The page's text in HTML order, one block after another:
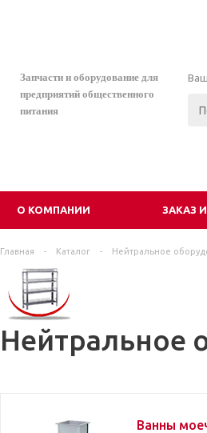
Запчасти и оборудование для
предприятий общественного
питания
О КОМПАНИИ ЗАКАЗ
Главная - Каталог - Нейтральное
Нейтральное
Ванны